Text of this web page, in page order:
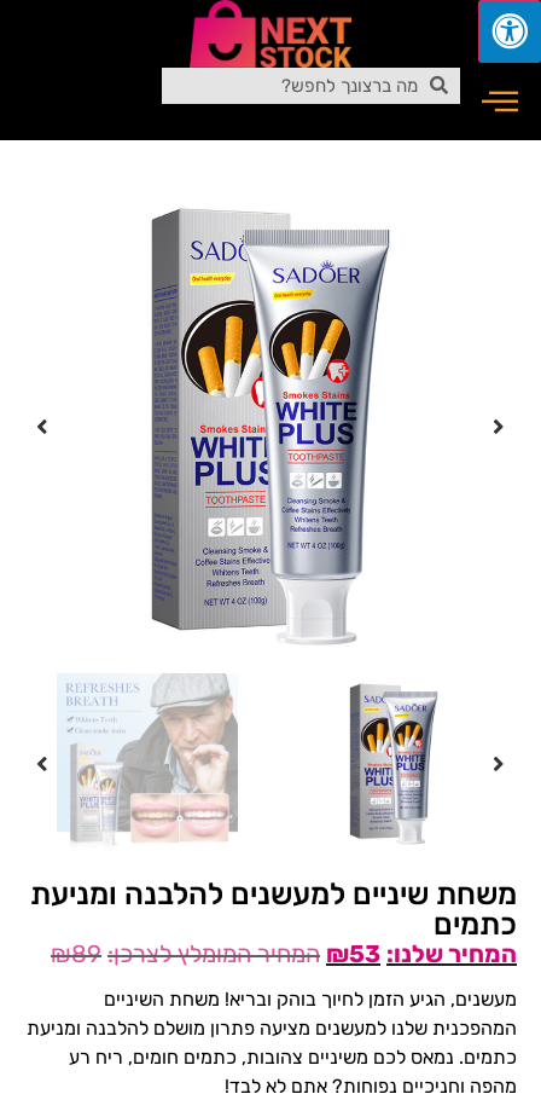
משחת שיניים למעשנים להלבנה ומניעת
כתמים
₪89 ₪53
מעשנים, הגיע הזמן לחיוך בוהק ובריא! משחת השיניים
המהפכנית שלנו למעשנים מציעה פתרון מושלם להלבנה ומניעת
כתמים. נמאס לכם משיניים צהובות, כתמים חומים, ריח רע
מהפה וחניכיים נפוחות? אתם לא לבד!